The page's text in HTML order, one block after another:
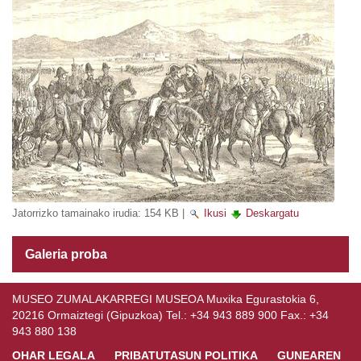
Jatorrizko tamainako irudia: 154 KB Ikusi Deskargatu
Galeria proba
MUSEO ZUMALAKARREGI MUSEOA Muxika Egurastokia 6,
20216 Ormaiztegi (Gipuzkoa) Tel.: +34 943 889 900 Fax.: +34
943 880 138
OHAR LEGALA
PRIBATUTASUN POLITIKA GUNEAREN